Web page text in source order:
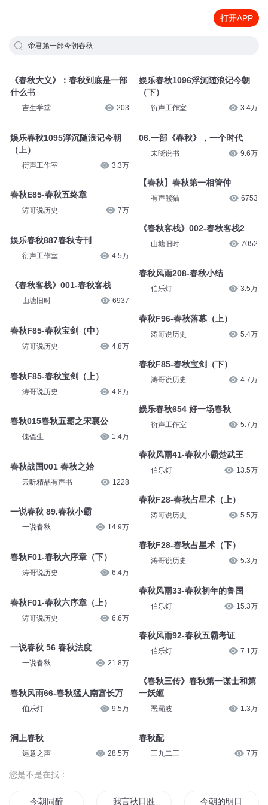
打开APP
帝君第一部今朝春秋
《春秋大义》：春秋到底是一部
什么书
吉生学堂 203
娱乐春秋1095浮沉随浪记今朝
（上）
衍声工作室 3.3万
春秋E85-春秋五终章
涛哥说历史 7万
娱乐春秋887春秋专刊
衍声工作室 4.5万
《春秋客栈》001-春秋客栈
山塘旧时 6937
春秋F85-春秋宝剑（中）
涛哥说历史 4.8万
春秋F85-春秋宝剑（上）
涛哥说历史 4.8万
春秋015春秋五霸之宋襄公
傀儡生 1.4万
春秋战国001 春秋之始
云听精品有声书 1228
一说春秋 89.春秋小霸
一说春秋 14.9万
春秋F01-春秋六序章（下）
涛哥说历史 6.4万
春秋F01-春秋六序章（上）
涛哥说历史 6.6万
一说春秋 56 春秋法度
一说春秋 21.8万
春秋风雨66-春秋猛人南宫长万
伯乐灯 9.5万
涧上春秋
远意之声 28.5万
娱乐春秋1096浮沉随浪记今朝
（下）
衍声工作室 3.4万
06.一部《春秋》，一个时代
未晓说书 9.6万
【春秋】春秋第一相管仲
有声熊猫 6753
《春秋客栈》002-春秋客栈2
山塘旧时 7052
春秋风雨208-春秋小结
伯乐灯 3.5万
春秋F96-春秋落幕（上）
涛哥说历史 5.4万
春秋F85-春秋宝剑（下）
涛哥说历史 4.7万
娱乐春秋654 好一场春秋
衍声工作室 5.7万
春秋风雨41-春秋小霸楚武王
伯乐灯 13.5万
春秋F28-春秋占星术（上）
涛哥说历史 5.5万
春秋F28-春秋占星术（下）
涛哥说历史 5.3万
春秋风雨33-春秋初年的鲁国
伯乐灯 15.3万
春秋风雨92-春秋五霸考证
伯乐灯 7.1万
《春秋三传》春秋第一谋士和第
一妖姬
恶霸波 1.3万
春秋配
三九二三 7万
您是不是在找：
今朝同醉 我言秋日胜春朝 今朝的明日